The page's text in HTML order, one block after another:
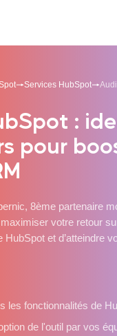
Services HubSpot
:
pour
8ème partenaire
votre retour
HubSpot et d’atteindre
les fonctionnalités de
de l'outil par vos